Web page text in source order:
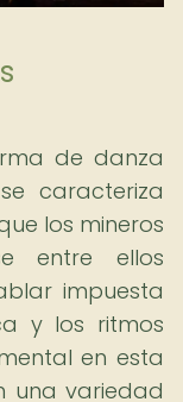
de danza
caracteriza
los mineros
entre ellos
impuesta
y los ritmos
en esta
una variedad